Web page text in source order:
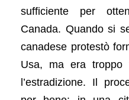
sufficiente per
Canada. Quando si
canadese protestò
Usa, ma era troppo
l’estradizione. Il